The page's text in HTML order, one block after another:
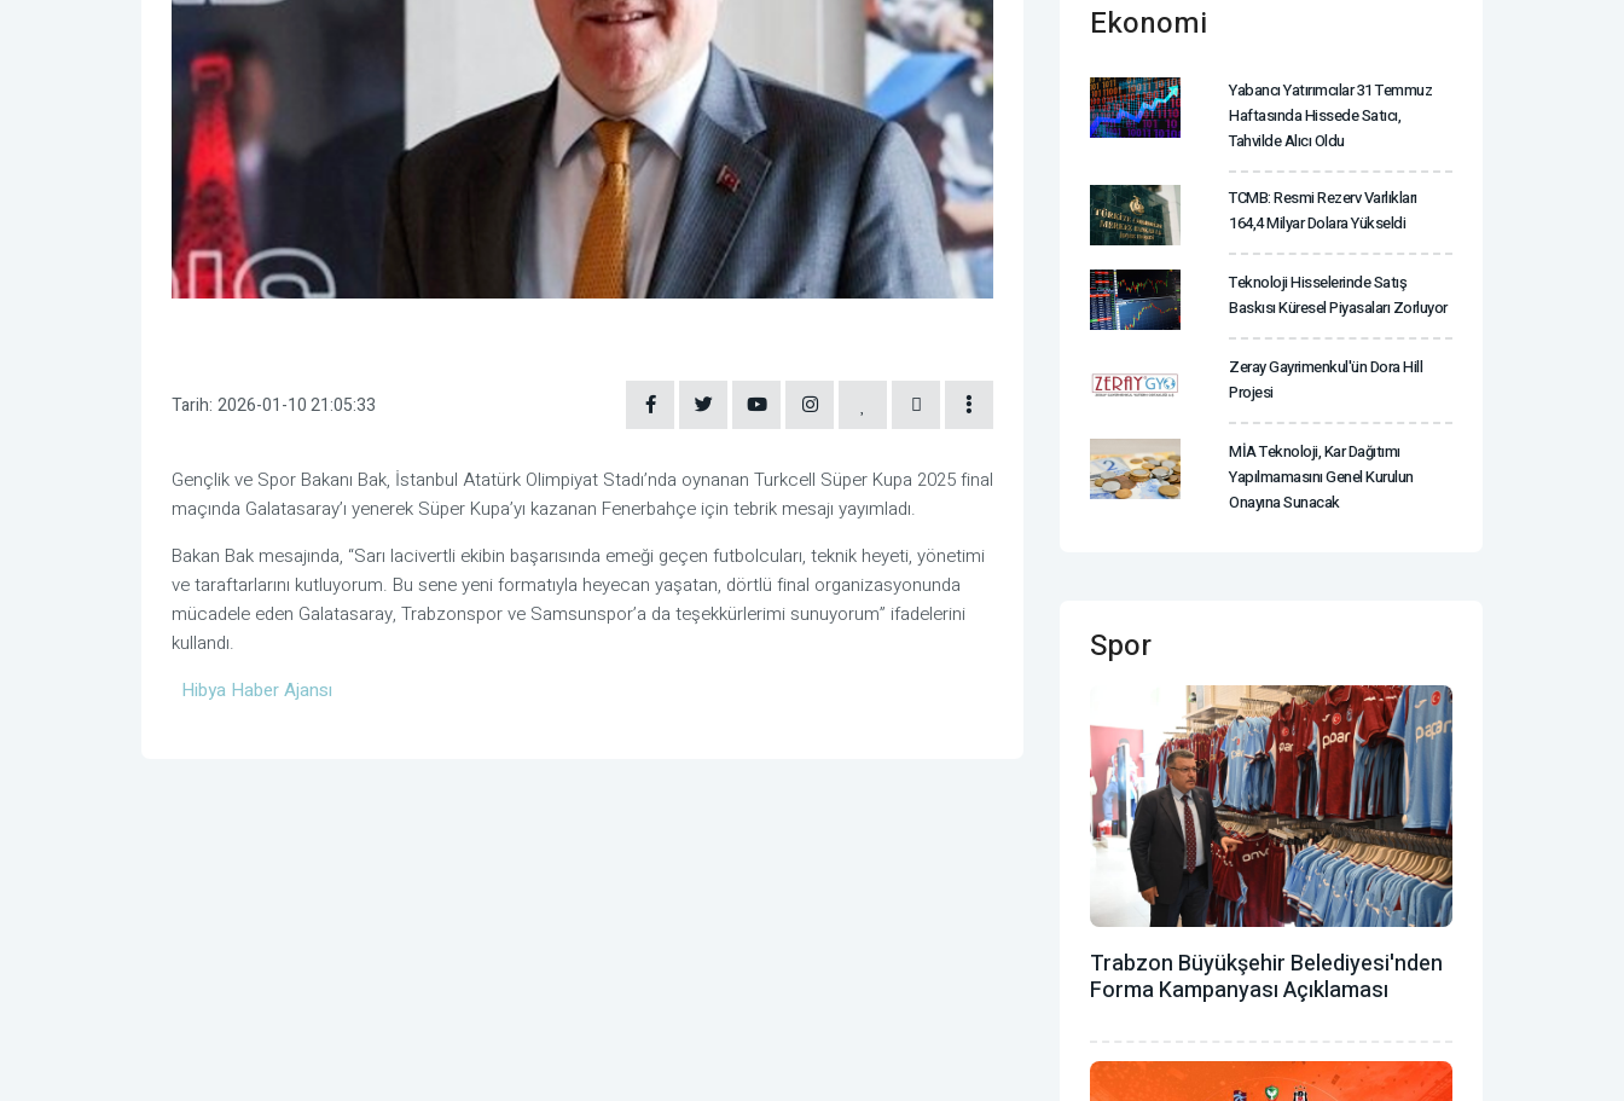
Tarih: 2026-01-10 21:05:33
Gençlik ve Spor Bakanı Bak, İstanbul Atatürk Olimpiyat Stadı’nda oynanan Turkcell Süper Kupa 2025 final
maçında Galatasaray’ı yenerek Süper Kupa’yı kazanan Fenerbahçe için tebrik mesajı yayımladı.
Bakan Bak mesajında, “Sarı lacivertli ekibin başarısında emeği geçen futbolcuları, teknik heyeti, yönetimi
ve taraftarlarını kutluyorum. Bu sene yeni formatıyla heyecan yaşatan, dörtlü final organizasyonunda
mücadele eden Galatasaray, Trabzonspor ve Samsunspor’a da teşekkürlerimi sunuyorum” ifadelerini
kullandı.
Hibya Haber Ajansı
Ekonomi
Yabancı Yatırımcılar 31 Temmuz
Haftasında Hissede Satıcı,
Tahvilde Alıcı Oldu
TCMB: Resmi Rezerv Varlıkları
164,4 Milyar Dolara Yükseldi
Teknoloji Hisselerinde Satış
Baskısı Küresel Piyasaları Zorluyor
Zeray Gayrimenkul'ün Dora Hill
Projesi
MİA Teknoloji, Kar Dağıtımı
Yapılmamasını Genel Kurulun
Onayına Sunacak
Spor
Trabzon Büyükşehir Belediyesi'nden
Forma Kampanyası Açıklaması